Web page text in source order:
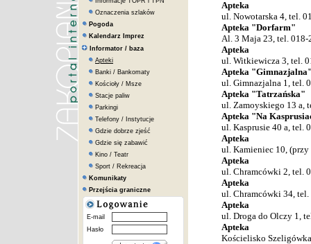
Oznaczenia szlaków
Pogoda
Kalendarz Imprez
Informator / baza
Apteki
Banki / Bankomaty
Kościoły / Msze
Stacje paliw
Parkingi
Telefony / Instytucje
Gdzie dobrze zjeść
Gdzie się zabawić
Kino / Teatr
Sport / Rekreacja
Komunikaty
Przejścia graniczne
E-mail
Hasło
Apteka
ul. Nowotarska 4, tel.
Apteka "Dorfarm"
Al. 3 Maja 23, tel. 018-
Apteka
ul. Witkiewicza 3, tel.
Apteka
ul. Gimnazjalna 1, tel.
Apteka "Tatrzańska"
ul. Zamoyskiego 13 a,
Apteka "Na
ul. Kasprusie 40 a, tel.
Apteka
ul. Kamieniec 10,
Apteka
ul. Chramcówki 2, tel.
Apteka
ul. Chramcówki 34,
Apteka
ul. Droga do Olczy 1,
Apteka
Kościelisko